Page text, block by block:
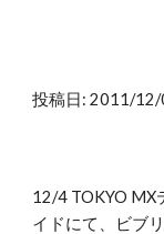
投稿日: 2011/
12/4 TOKYO MX
イドにて、ビブ